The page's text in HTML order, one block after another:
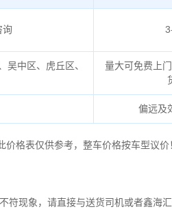
询
中区、虎丘区、
量大可免费上
偏远及
格表仅供参考，整车价格按车型议价
符现象，请直接与送货司机或者鑫海